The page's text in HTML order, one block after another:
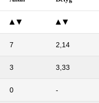
7 2,14
3 3,33
0 -